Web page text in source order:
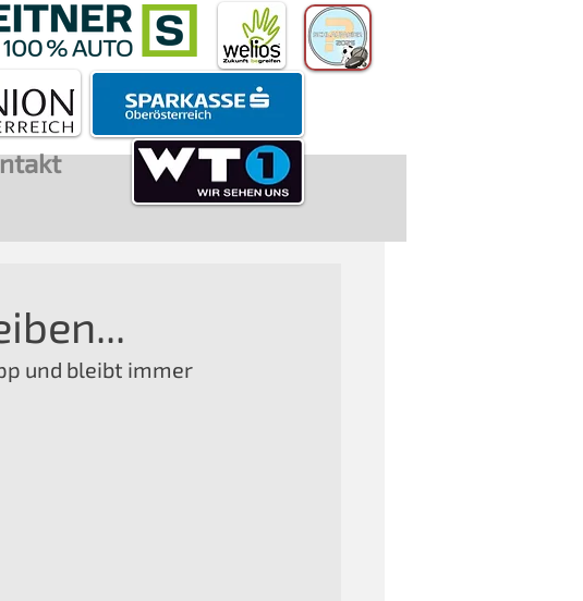
und bleibt immer